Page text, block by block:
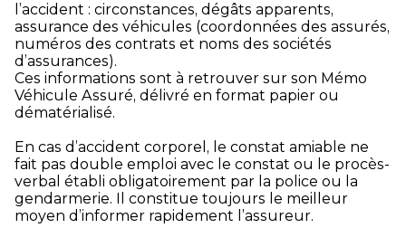
l’accident : circonstances, dégâts apparents,
assurance des véhicules (coordonnées des assurés,
numéros des contrats et noms des sociétés
d’assurances).
Ces informations sont à retrouver sur son Mémo
Véhicule Assuré, délivré en format papier ou
dématérialisé.
En cas d’accident corporel, le constat amiable ne
fait pas double emploi avec le constat ou le procès-
verbal établi obligatoirement par la police ou la
gendarmerie. Il constitue toujours le meilleur
moyen d’informer rapidement l’assureur.